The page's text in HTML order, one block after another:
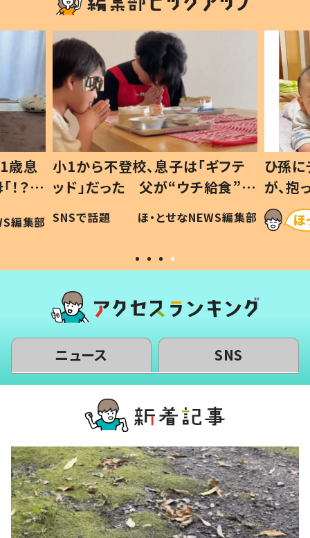
歳息
？」
編集部
小1から不登校、息子は「ギフテ
ッド」だった 父が“ウチ給食”を
作り続ける理由とは #令和の親
#令和の子
SNSで話題 ほ・とせなNEWS編集部
ひ孫
が、
「涙が
い」
ニュース SNS